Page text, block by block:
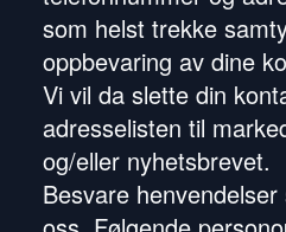
som helst trekke
oppbevaring av dine
Vi vil da slette din
adresselisten til
og/eller nyhetsbrevet.
Besvare